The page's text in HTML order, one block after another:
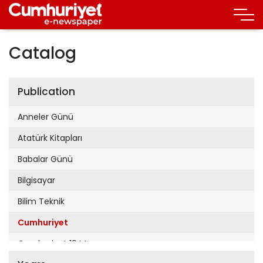
Catalog
Publication
Anneler Günü
Atatürk Kitapları
Babalar Günü
Bilgisayar
Bilim Teknik
Cumhuriyet
Cumhuriyet 19 Mayıs